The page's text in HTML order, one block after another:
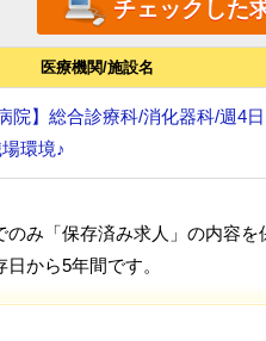
医療機関/施設名
院】総合診療科/消化器科/週4
環境♪
み「保存済み求人」の内容を
から5年間です。